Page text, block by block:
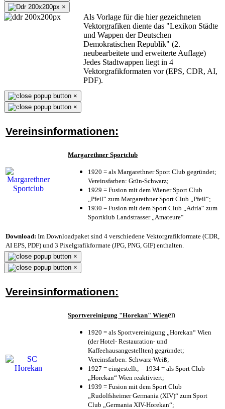
×
Als Vorlage für die hier gezeichneten
Vektorgrafiken diente das "Lexikon Städte
und Wappen der Deutschen
Demokratischen Republik" (2.
neubearbeitete und erweiterte Auflage)
Jedes Stadtwappen liegt in 4
Vektorgrafikformaten vor (EPS, CDR, AI,
PDF).
×
×
Vereinsinformationen:
Margarethner Sportclub
1920 = als Margarethner Sport Club gegründet;
Vereinsfarben: Grün-Schwarz;
1929 = Fusion mit dem Wiener Sport Club
„Pfeil“ zum Margarethner Sport Club „Pfeil“;
1930 = Fusion mit dem Sport Club „Adria“ zum
Sportklub Landstrasser „Amateure“
Download: Im Downloadpaket sind 4 verschiedene Vektorgrafikformate (CDR,
AI EPS, PDF) und 3 Pixelgrafikformate (JPG, PNG, GIF) enthalten.
×
×
Vereinsinformationen:
Sportvereinigung "Horekan" Wienen
1920 = als Sportvereinigung „Horekan“ Wien
(der Hotel- Restauration- und
Kaffeehausangestellten) gegründet;
Vereinsfarben: Schwarz-Weiß;
1927 = eingestellt; – 1934 = als Sport Club
„Horekan“ Wien reaktiviert;
1939 = Fusion mit dem Sport Club
„Rudolfsheimer Germania (XIV)“ zum Sport
Club „Germania XIV-Horekan“;